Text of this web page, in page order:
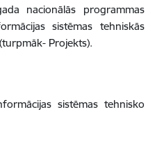
nacionālās programmas
sistēmas tehniskās
Projekts).
sistēmas tehnisko